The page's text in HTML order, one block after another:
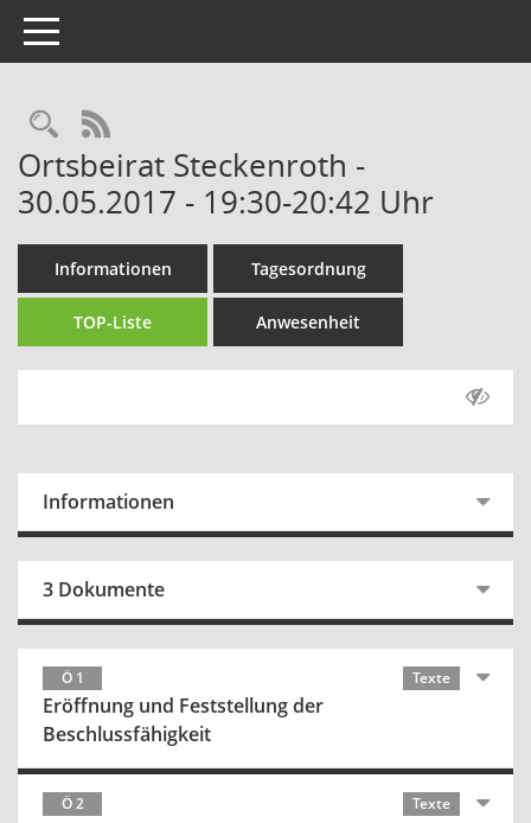
Toggle navigation
Rechercheauswahl
RSS-Feed
Ortsbeirat Steckenroth -
30.05.2017 - 19:30-20:42 Uhr
Informationen Tagesordnung
TOP-Liste Anwesenheit
Informationen
3 Dokumente
Ö 1 Texte
Eröffnung und Feststellung der
Beschlussfähigkeit
Ö 2 Texte